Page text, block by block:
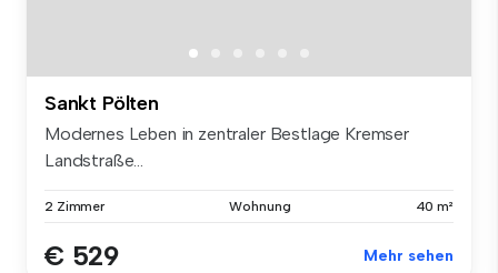
Sankt Pölten
Modernes Leben in zentraler Bestlage Kremser
Landstraße...
2 Zimmer Wohnung 40 m²
€ 529 Mehr sehen